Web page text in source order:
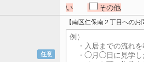
い
その他
任意
【南区仁保南２丁目へのお